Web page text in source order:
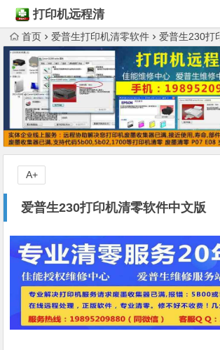
打印机远程清
零首页 爱普生打印机清零软件 爱普生230打
爱普生230打印机清零软件中文版
A+